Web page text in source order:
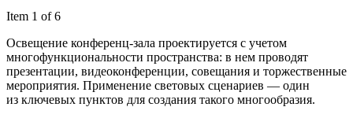
Item 1 of 6
Освещение конференц-зала проектируется с учетом
многофункциональности пространства: в нем проводят
презентации, видеоконференции, совещания и торжественные
мероприятия. Применение световых сценариев — один
из ключевых пунктов для создания такого многообразия.